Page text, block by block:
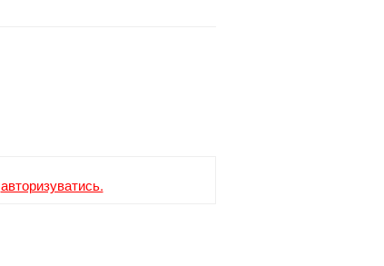
авторизуватись.